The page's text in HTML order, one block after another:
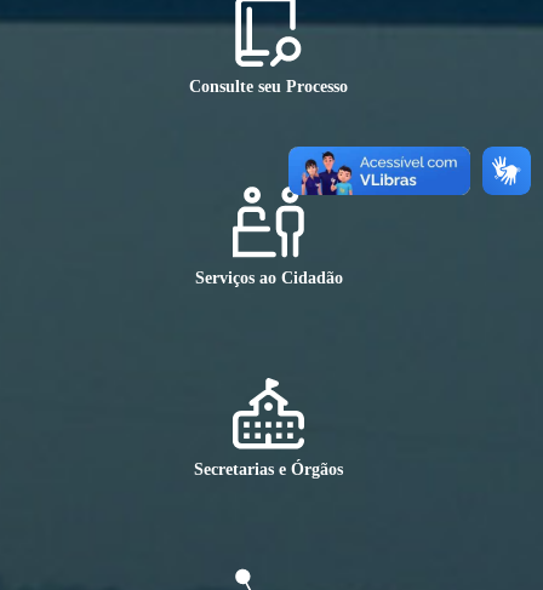
Consulte seu Processo
Serviços ao Cidadão
Secretarias e Órgãos